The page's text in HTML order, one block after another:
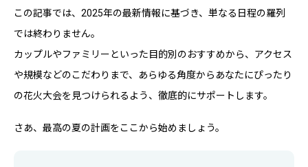
この記事では、2025年の最新情報に基づき、単なる日程の羅列
では終わりません。
カップルやファミリーといった目的別のおすすめから、アクセス
や規模などのこだわりまで、あらゆる角度からあなたにぴったり
の花火大会を見つけられるよう、徹底的にサポートします。
さあ、最高の夏の計画をここから始めましょう。